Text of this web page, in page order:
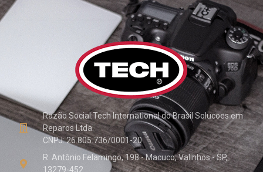
Razão Social:Tech International do Brasil Solucoes em
Reparos Ltda.
CNPJ: 26.805.736/0001-20
R. Antônio Felamingo, 198 - Macuco, Valinhos - SP,
13279-452